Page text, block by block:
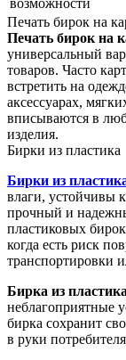
Печать бирок на
Печать бирок на
универсальный
товаров. Часто
встретить на
аксессуарах,
вписываются в
изделия.
Бирки из пластика
Бирки из
влаги, устойчивы
прочный и
пластиковых
когда есть риск
транспортировки
Бирка из пластика
неблагоприятные
бирка сохранит
в руки